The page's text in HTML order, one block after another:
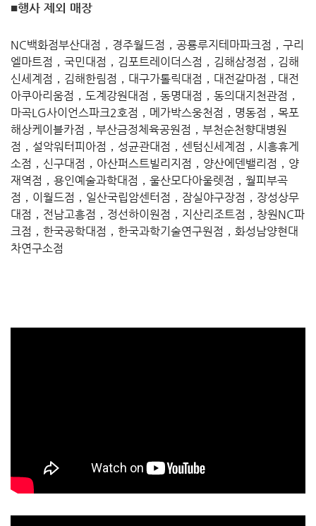
■행사 제외 매장
NC백화점부산대점，경주월드점，공룡루지테마파크점，구리
엘마트점，국민대점，김포트레이더스점，김해삼정점，김해
신세계점，김해한림점，대구가톨릭대점，대전갈마점，대전
아쿠아리움점，도계강원대점，동명대점，동의대지천관점，
마곡LG사이언스파크2호점，메가박스웅천점，명동점，목포
해상케이블카점，부산금정체육공원점，부천순천향대병원
점，설악워터피아점，성균관대점，센텀신세계점，시흥휴게
소점，신구대점，아산퍼스트빌리지점，양산에덴밸리점，양
재역점，용인예술과학대점，울산모다아울렛점，월피부곡
점，이월드점，일산국립암센터점，잠실야구장점，장성상무
대점，전남고흥점，정선하이원점，지산리조트점，창원NC파
크점，한국공학대점，한국과학기술연구원점，화성남양현대
차연구소점